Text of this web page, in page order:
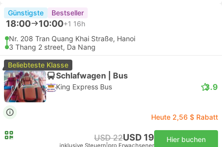
Günstigste Bestseller
18:00 10:00+1 16h
Nr. 208 Tran Quang Khai Straße, Hanoi
3 Thang 2 street, Da Nang
Beliebteste Klasse
Schlafwagen | Bus
King Express Bus 3.9
Heute 2,56 $ Rabatt
USD 22USD 19
inklusive Steuern pro Erwachsener
Hier buchen